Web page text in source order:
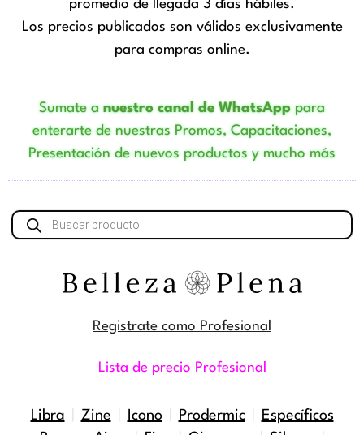
promedio de llegada 3 días hábiles.
Los precios publicados son válidos exclusivamente
para compras online.
Sumate anuestro canal de WhatsApppara
enterarte de nuestras Promos, Capacitaciones,
Presentación de nuevos productos y mucho más
Búsqueda
de
Registrate como Profesional
Lista de precio Profesional
Libra Zine Icono| Prodermic|
Específicos